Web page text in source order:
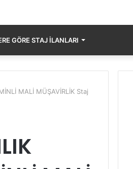
GÖRE STAJ İLANLARI
MALİ MÜŞAVİRLİK Staj